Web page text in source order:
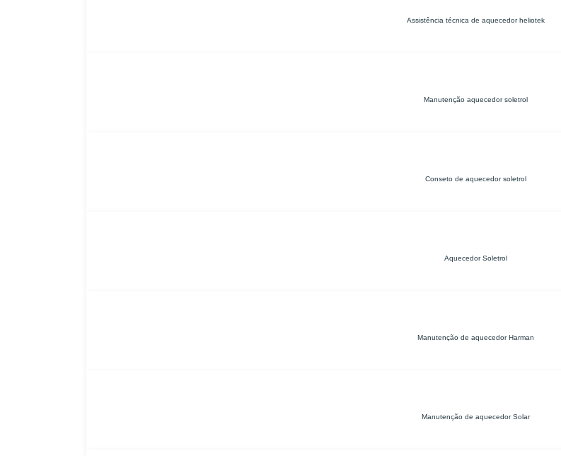
Assistência técnica de aquecedor heliotek
Manutenção aquecedor soletrol
Conseto de aquecedor soletrol
Aquecedor Soletrol
Manutenção de aquecedor Harman
Manutenção de aquecedor Solar